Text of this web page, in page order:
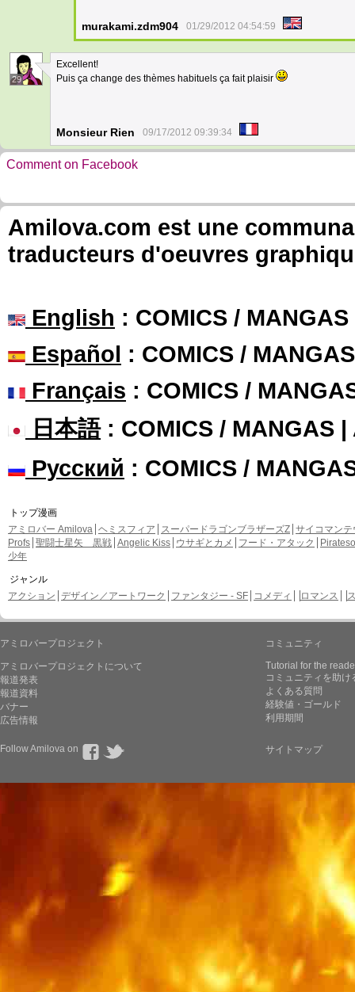
murakami.zdm904 01/29/2012 04:54:59
29
Excellent!
Puis ça change des thèmes habituels ça fait plaisir
Monsieur Rien 09/17/2012 09:39:34
Comment on Facebook
Amilova.com est une
traducteurs d'oeuvres
English : COMICS /
Español : COMICS /
Français : COMICS /
日本語: COMICS / MANGAS |
Русский : COMICS /
トップ漫画
アミロバー Amilova ヘミスフィア スーパードラゴンブラザーズZ サイコマンテ
Profs 聖闘士星矢 黒戦 Angelic Kiss ウサギとカメ フード・アタック
少年
ジャンル
アクション デザイン／アートワーク ファンタジー - SF コメディ ロマンス
アミロバープロジェクト
アミロバープロジェクトについて
報道発表
報道資料
バナー
広告情報
コミュニティ
Tutorial for the
コミュニティを助け
よくある質問
経験値・ゴールド
利用期間
Follow Amilova on サイトマップ